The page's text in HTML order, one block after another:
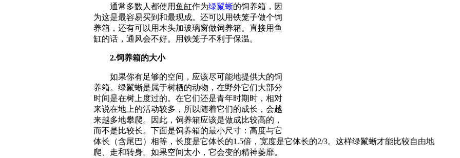
通常多数人都使用鱼缸作为绿鬣蜥的饲养箱，因
为这是最容易买到和最现成。还可以用铁笼子做个饲
养箱，还有可以用木头加玻璃窗做饲养箱。直接用鱼
缸的话，通风会不好。用铁笼子不利于保温。
2.饲养箱的大小
如果你有足够的空间，应该尽可能地提供大的饲
养箱。绿鬣蜥是属于树栖的动物，在野外它们大部分
时间是在树上度过的。在它们还是青年时期时，相对
来说在地上的活动较多，所以随着它们的成长，会越
来越多地攀爬。因此，饲养箱应该是做成比较高的，
而不是比较长。下面是饲养箱的最小尺寸：高度与它
体长（含尾巴）相等，长度是它体长的1.5倍，宽度是它体长的2/3。这样绿鬣蜥才能比较自由地
爬、走和转身。如果空间太小，它会变的精神萎靡。